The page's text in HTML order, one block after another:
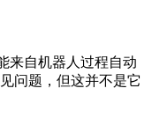
来自机器人过程自动
问题，但这并不是它